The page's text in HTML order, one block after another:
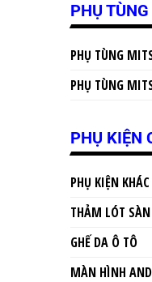
PHỤ TÙNG
PHỤ TÙNG
PHỤ TÙNG
PHỤ KIỆN
PHỤ KIỆN KHÁC
THẢM LÓT
GHẾ DA Ô TÔ
MÀN HÌNH